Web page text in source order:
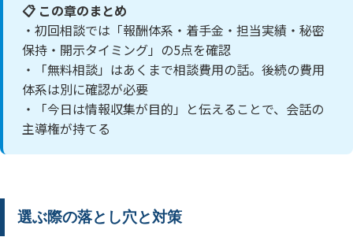
📋 この章のまとめ
・初回相談では「報酬体系・着手金・担当実績・秘密
保持・開示タイミング」の5点を確認
・「無料相談」はあくまで相談費用の話。後続の費用
体系は別に確認が必要
・「今日は情報収集が目的」と伝えることで、会話の
主導権が持てる
選ぶ際の落とし穴と対策